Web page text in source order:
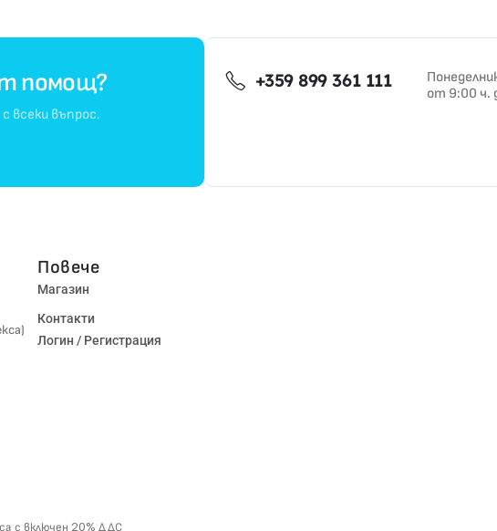
помощ?
всеки въпрос.
+359 899 361 111
от 9:00 ч.
Повече
Магазин
Контакти
Логин / Регистрация
с включен 20% ДДС